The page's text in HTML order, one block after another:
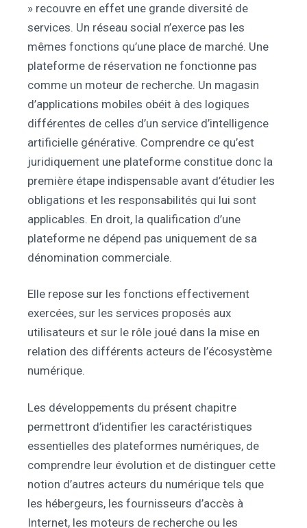
» recouvre en effet une grande diversité de
services. Un réseau social n’exerce pas les
mêmes fonctions qu’une place de marché. Une
plateforme de réservation ne fonctionne pas
comme un moteur de recherche. Un magasin
d’applications mobiles obéit à des logiques
différentes de celles d’un service d’intelligence
artificielle générative. Comprendre ce qu’est
juridiquement une plateforme constitue donc la
première étape indispensable avant d’étudier les
obligations et les responsabilités qui lui sont
applicables. En droit, la qualification d’une
plateforme ne dépend pas uniquement de sa
dénomination commerciale.
Elle repose sur les fonctions effectivement
exercées, sur les services proposés aux
utilisateurs et sur le rôle joué dans la mise en
relation des différents acteurs de l’écosystème
numérique.
Les développements du présent chapitre
permettront d’identifier les caractéristiques
essentielles des plateformes numériques, de
comprendre leur évolution et de distinguer cette
notion d’autres acteurs du numérique tels que
les hébergeurs, les fournisseurs d’accès à
Internet, les moteurs de recherche ou les